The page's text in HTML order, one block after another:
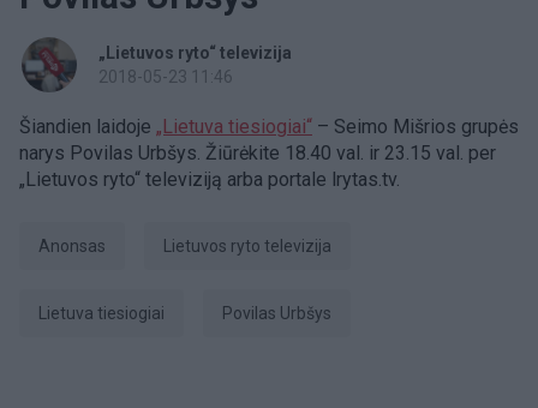
„Lietuvos ryto“ televizija
2018-05-23 11:46
Šiandien laidoje „Lietuva tiesiogiai“ – Seimo Mišrios grupės
narys Povilas Urbšys. Žiūrėkite 18.40 val. ir 23.15 val. per
„Lietuvos ryto“ televiziją arba portale lrytas.tv.
anonsas Lietuvos ryto televizija
Lietuva tiesiogiai Povilas Urbšys